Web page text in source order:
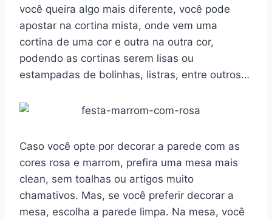
você queira algo mais diferente, você pode
apostar na cortina mista, onde vem uma
cortina de uma cor e outra na outra cor,
podendo as cortinas serem lisas ou
estampadas de bolinhas, listras, entre outros…
Caso você opte por decorar a parede com as
cores rosa e marrom, prefira uma mesa mais
clean, sem toalhas ou artigos muito
chamativos. Mas, se você preferir decorar a
mesa, escolha a parede limpa. Na mesa, você